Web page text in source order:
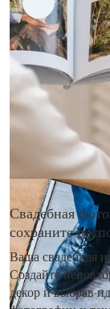
Свадебная
сохраните
Ваша свадебная
Создайте
декор и выбрав